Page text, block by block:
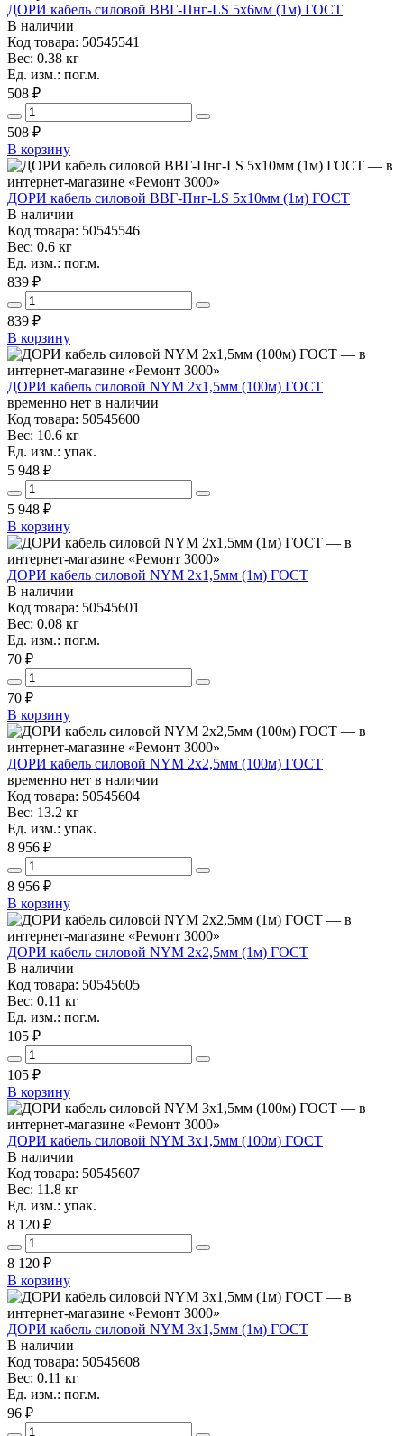
ДОРИ кабель силовой ВВГ-Пнг-LS 5х6мм (1м) ГОСТ
В наличии
Код товара: 50545541
Вес: 0.38 кг
Ед. изм.: пог.м.
508 ₽
508 ₽
В корзину
ДОРИ кабель силовой ВВГ-Пнг-LS 5х10мм (1м) ГОСТ
В наличии
Код товара: 50545546
Вес: 0.6 кг
Ед. изм.: пог.м.
839 ₽
839 ₽
В корзину
ДОРИ кабель силовой NYM 2х1,5мм (100м) ГОСТ
временно нет в наличии
Код товара: 50545600
Вес: 10.6 кг
Ед. изм.: упак.
5 948 ₽
5 948 ₽
В корзину
ДОРИ кабель силовой NYM 2х1,5мм (1м) ГОСТ
В наличии
Код товара: 50545601
Вес: 0.08 кг
Ед. изм.: пог.м.
70 ₽
70 ₽
В корзину
ДОРИ кабель силовой NYM 2х2,5мм (100м) ГОСТ
временно нет в наличии
Код товара: 50545604
Вес: 13.2 кг
Ед. изм.: упак.
8 956 ₽
8 956 ₽
В корзину
ДОРИ кабель силовой NYM 2х2,5мм (1м) ГОСТ
В наличии
Код товара: 50545605
Вес: 0.11 кг
Ед. изм.: пог.м.
105 ₽
105 ₽
В корзину
ДОРИ кабель силовой NYM 3х1,5мм (100м) ГОСТ
В наличии
Код товара: 50545607
Вес: 11.8 кг
Ед. изм.: упак.
8 120 ₽
8 120 ₽
В корзину
ДОРИ кабель силовой NYM 3х1,5мм (1м) ГОСТ
В наличии
Код товара: 50545608
Вес: 0.11 кг
Ед. изм.: пог.м.
96 ₽